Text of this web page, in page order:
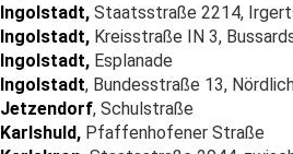
Ingolstadt, Staatsstraße 2214,
Ingolstadt, Kreisstraße IN 3,
Ingolstadt, Esplanade
Ingolstadt, Bundesstraße 13,
Jetzendorf, Schulstraße
Karlshuld, Pfaffenhofener Straße